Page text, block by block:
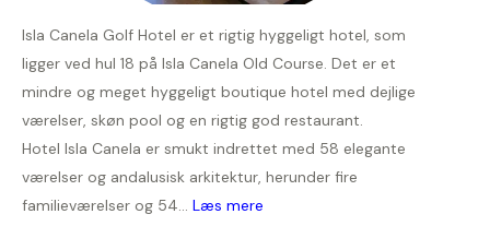
Isla Canela Golf Hotel er et rigtig hyggeligt hotel, som
ligger ved hul 18 på Isla Canela Old Course. Det er et
mindre og meget hyggeligt boutique hotel med dejlige
værelser, skøn pool og en rigtig god restaurant.
Hotel Isla Canela er smukt indrettet med 58 elegante
værelser og andalusisk arkitektur, herunder fire
familieværelser og 54... Læs mere